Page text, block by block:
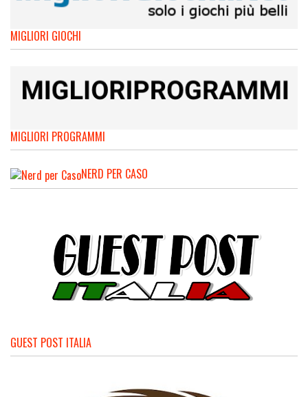
MIGLIORI GIOCHI
MIGLIORI PROGRAMMI
NERD PER CASO
GUEST POST ITALIA